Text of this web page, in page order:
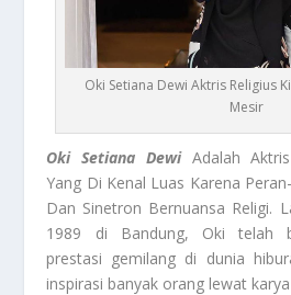
Oki Setiana Dewi Aktris Religius
Mesir
Oki Setiana DewiAdalah
Yang Di Kenal Luas Karena
Dan Sinetron Bernuansa Religi.
1989 di Bandung, Oki telah
prestasi gemilang di dunia
inspirasi banyak orang lewat